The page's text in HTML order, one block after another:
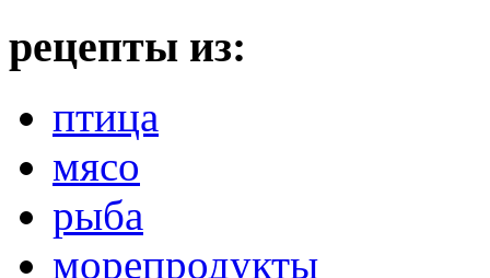
рецепты из:
птица
мясо
рыба
морепродукты